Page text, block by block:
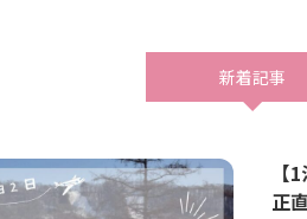
新着記事
【
正